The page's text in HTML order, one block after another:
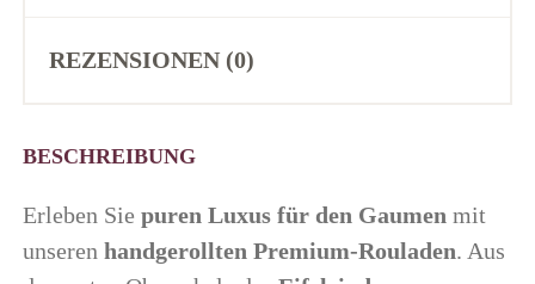
REZENSIONEN (0)
BESCHREIBUNG
Erleben Siepuren Luxus für den Gaumen mit
unserenhandgerollten Premium-Rouladen. Aus